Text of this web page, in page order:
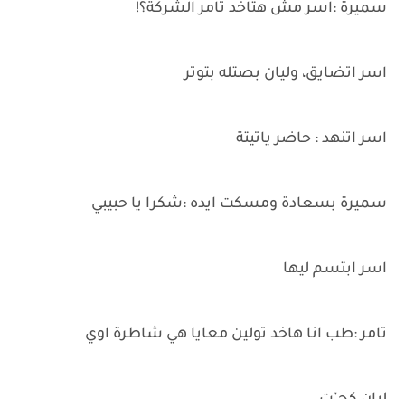
سميرة :اسر مش هتاخد تامر الشركة؟!
اسر اتضايق، وليان بصتله بتوتر
اسر اتنهد : حاضر ياتيتة
سميرة بسعادة ومسكت ايده :شكرا يا حبيبي
اسر ابتسم ليها
تامر :طب انا هاخد تولين معايا هي شاطرة اوي